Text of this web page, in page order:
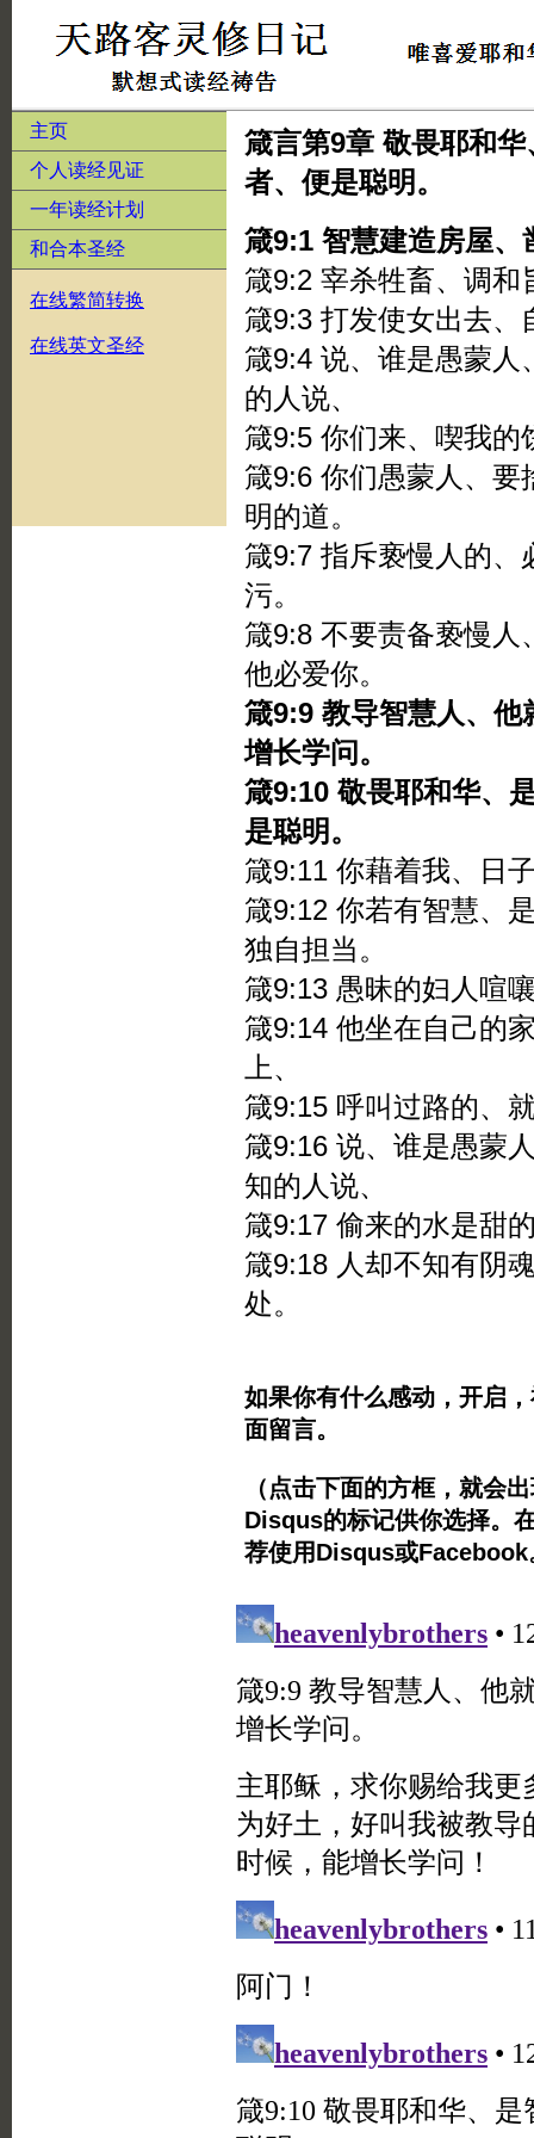
主页
个人读经见证
一年读经计划
和合本圣经
在线繁简转换
在线英文圣经
箴言第9章 敬畏耶和
者、便是聪明。
箴9:1 智慧建造房屋、
箴9:2 宰杀牲畜、调和
箴9:3 打发使女出去、
箴9:4 说、谁是愚蒙人
的人说、
箴9:5 你们来、喫我的
箴9:6 你们愚蒙人、要
明的道。
箴9:7 指斥亵慢人的、
污。
箴9:8 不要责备亵慢人
他必爱你。
箴9:9 教导智慧人、他
增长学问。
箴9:10 敬畏耶和华、
是聪明。
箴9:11 你藉着我、日
箴9:12 你若有智慧、
独自担当。
箴9:13 愚昧的妇人喧
箴9:14 他坐在自己的
上、
箴9:15 呼叫过路的、
箴9:16 说、谁是愚蒙
知的人说、
箴9:17 偷来的水是甜
箴9:18 人却不知有阴
处。
如果你有什么感动，开启
面留言。
（点击下面的方框，就会
Disqus的标记供你选择。
荐使用Disqus或